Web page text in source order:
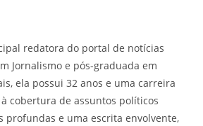
redatora do portal de notícias
Jornalismo e pós-graduada em
ela possui 32 anos e uma carreira
cobertura de assuntos políticos
profundas e uma escrita envolvente,